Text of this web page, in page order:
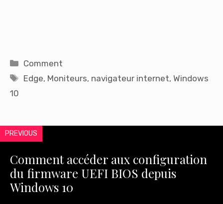
Catégories
Comment
Étiquettes
Edge, Moniteurs, navigateur internet,Windows
10
PREVIOUS
Comment accéder aux configuration
du firmware UEFI BIOS depuis
Windows 10